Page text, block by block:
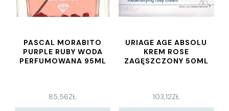
PASCAL MORABITO
PURPLE RUBY WODA
PERFUMOWANA 95ML
85,56ZŁ
URIAGE AGE ABSOLU
KREM ROSE
ZAGĘSZCZONY 50ML
103,12ZŁ